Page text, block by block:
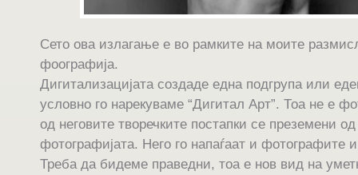
Сето ова излагање е во рамките на моите
фоографија.
Дигитализацијата создаде една подгрупа или
условно го нарекуваме “Дигитал Арт”. Тоа не е
од неговите творечките постапки се преземени
фотографијата. Него го напаѓаат и фотографите
Треба да бидеме праведни, тоа е нов вид на